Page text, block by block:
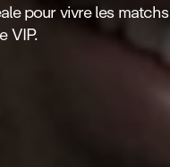
pour vivre les matchs
VIP.